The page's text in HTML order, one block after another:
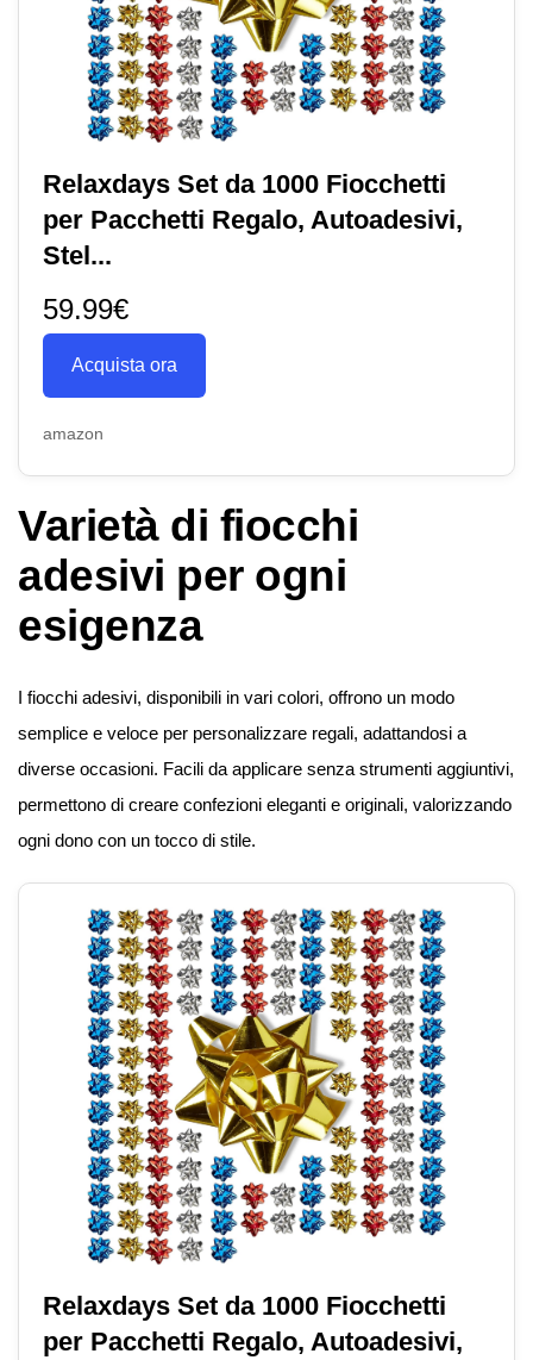
Relaxdays Set da 1000 Fiocchetti
per Pacchetti Regalo, Autoadesivi,
Stel...
59.99€
Acquista ora
amazon
Varietà di fiocchi
adesivi per ogni
esigenza
I fiocchi adesivi, disponibili in vari colori, offrono un modo
semplice e veloce per personalizzare regali, adattandosi a
diverse occasioni. Facili da applicare senza strumenti aggiuntivi,
permettono di creare confezioni eleganti e originali, valorizzando
ogni dono con un tocco di stile.
Relaxdays Set da 1000 Fiocchetti
per Pacchetti Regalo, Autoadesivi,